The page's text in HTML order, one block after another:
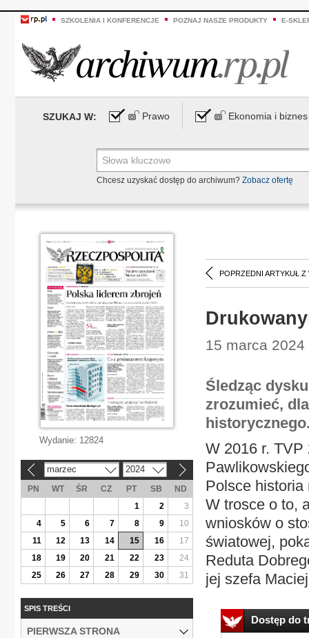
SZKOLENIA I KONFERENCJE POZNAJ NASZE PRODUKTY E-
SZUKAJ W: Prawo Ekonomia i biznes
Chcesz uzyskać dostęp do archiwum? Zobacz ofertę
POPRZEDNI ARTYKUŁ Z
15 marca
Śledząc
zrozumieć,
W 2016 r. TVP
Polsce historia
W trosce o to,
wniosków o
światowej,
Reduta
jej szefa
Dostęp do
Wydanie: 12824
marzec 2024
PN WT ŚR CZ PT SB
ND
1
2
3
4
5 6 7 8 9
10
11
12 13 14 15 16
17
18
19 20 21 22 23
24
25
26 27 28 29 30 31
SPIS TREŚCI
PIERWSZA STRONA